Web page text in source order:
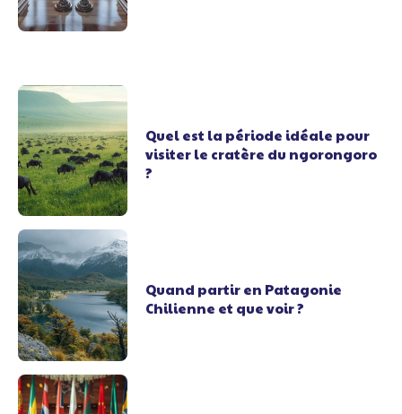
Quel est la période idéale pour
visiter le cratère du ngorongoro
?
Quand partir en Patagonie
Chilienne et que voir ?